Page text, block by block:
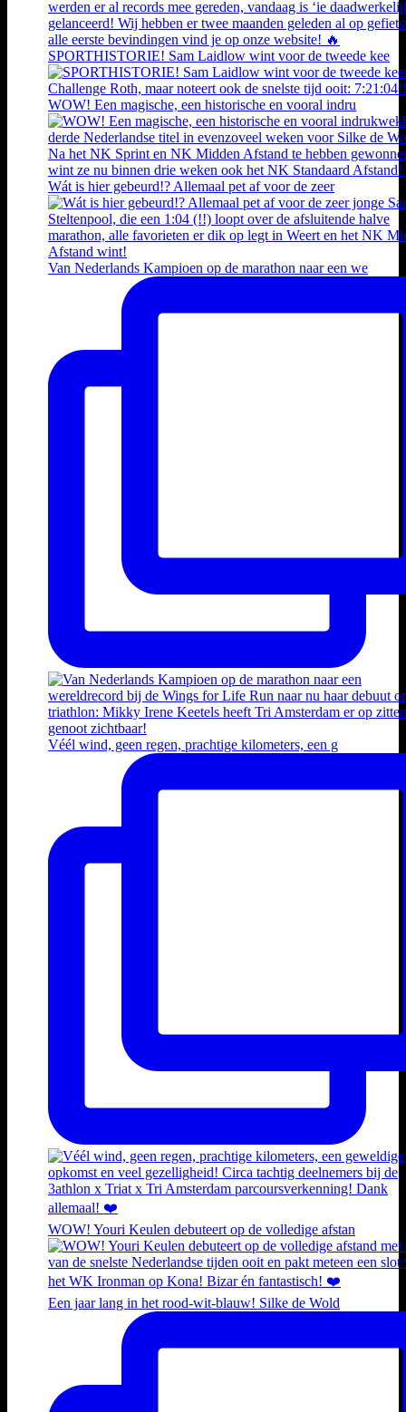
SPORTHISTORIE! Sam Laidlow wint voor de tweede kee
WOW! Een magische, een historische en vooral indru
Wát is hier gebeurd!? Allemaal pet af voor de zeer
Van Nederlands Kampioen op de marathon naar een we
Véél wind, geen regen, prachtige kilometers, een g
WOW! Youri Keulen debuteert op de volledige afstan
Een jaar lang in het rood-wit-blauw! Silke de Wold